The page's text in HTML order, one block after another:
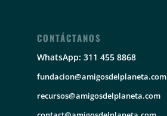
CONTÁCTANOS
WhatsApp: 311 455 8868
fundacion@amigosdelplaneta.com
recursos@amigosdelplaneta.com